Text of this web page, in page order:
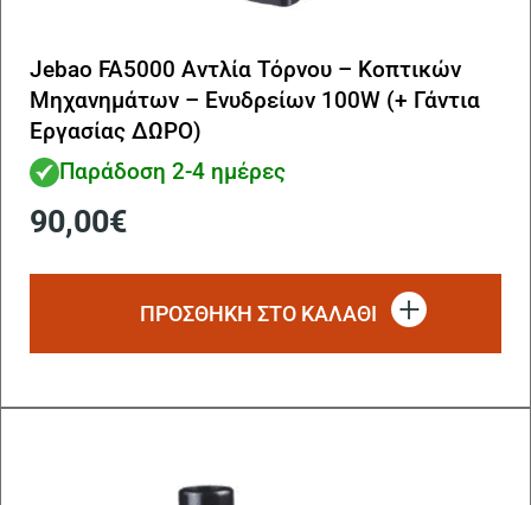
Jebao FA5000 Αντλία Τόρνου – Κοπτικών
Μηχανημάτων – Ενυδρείων 100W (+ Γάντια
Εργασίας ΔΩΡΟ)
Παράδοση 2-4 ημέρες
90,00€
ΠΡΟΣΘΗΚΗ ΣΤΟ ΚΑΛΑΘΙ